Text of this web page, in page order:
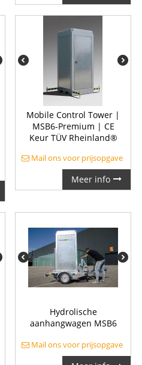
Mobile Control Tower |
MSB6-Premium | CE
Keur TÜV Rheinland®
Mail ons voor prijsopgave
Meer info
Hydrolische
aanhangwagen MSB6
Mail ons voor prijsopgave